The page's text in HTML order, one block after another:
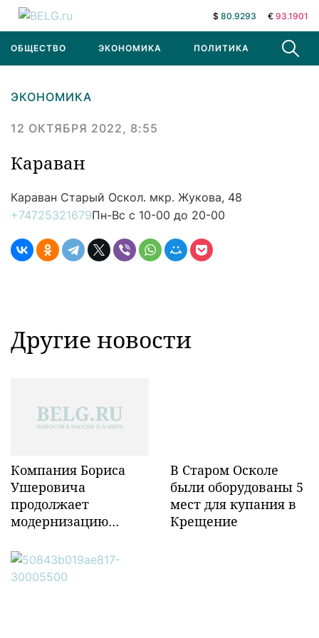
$ 80.9293 € 93.1901
ОБЩЕСТВО ЭКОНОМИКА ПОЛИТИКА В МИРЕ
ЭКОНОМИКА
12 ОКТЯБРЯ 2022, 8:55
Караван
Караван Старый Оскол. мкр. Жукова, 48
+74725321679Пн-Вс с 10-00 до 20-00
Другие новости
Компания Бориса
Ушеровича
продолжает
модернизацию
инфраструктуры в
Забайкалье
В Старом Осколе
были оборудованы 5
мест для купания в
Крещение